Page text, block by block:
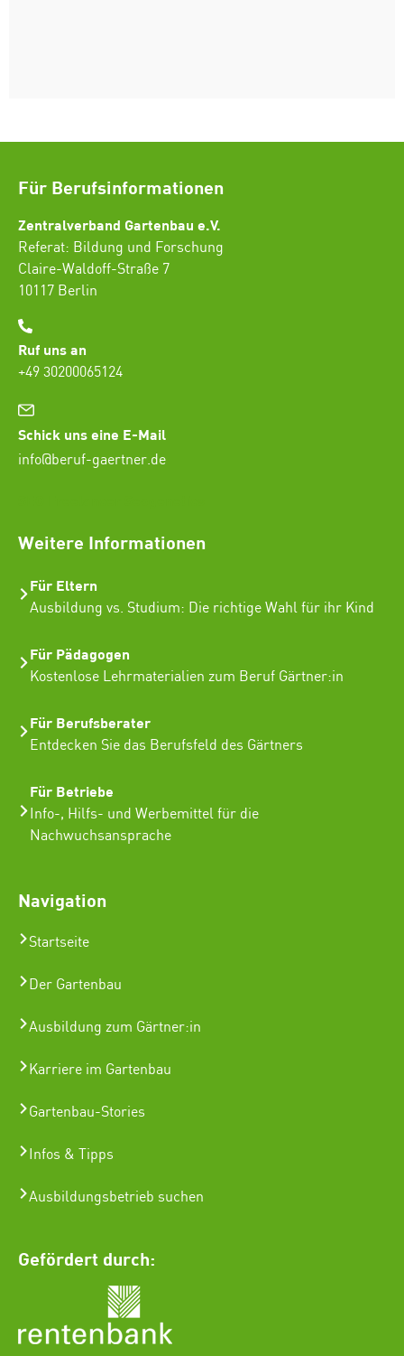
Für Berufsinformationen
Zentralverband Gartenbau e.V.
Referat: Bildung und Forschung
Claire-Waldoff-Straße 7
10117 Berlin
Ruf uns an
+49 30200065124
Schick uns eine E-Mail
info@beruf-gaertner.de
Weitere Informationen
Für Eltern
Ausbildung vs. Studium: Die richtige Wahl für ihr Kind
Für Pädagogen
Kostenlose Lehrmaterialien zum Beruf Gärtner:in
Für Berufsberater
Entdecken Sie das Berufsfeld des Gärtners
Für Betriebe
Info-, Hilfs- und Werbemittel für die
Nachwuchsansprache
Navigation
Startseite
Der Gartenbau
Ausbildung zum Gärtner:in
Karriere im Gartenbau
Gartenbau-Stories
Infos & Tipps
Ausbildungsbetrieb suchen
Gefördert durch: